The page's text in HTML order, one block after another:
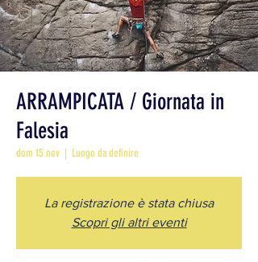
ARRAMPICATA / Giornata in
Falesia
dom 15 nov
  |
Luogo da definire
La registrazione è stata chiusa
Scopri gli altri eventi